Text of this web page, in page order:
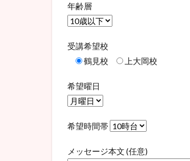
年齢層
受講希望校
鶴見校
上大岡校
希望曜日
希望時間帯
メッセージ本文 (任意)